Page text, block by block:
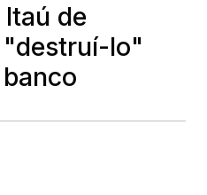
de
"destruí-lo"